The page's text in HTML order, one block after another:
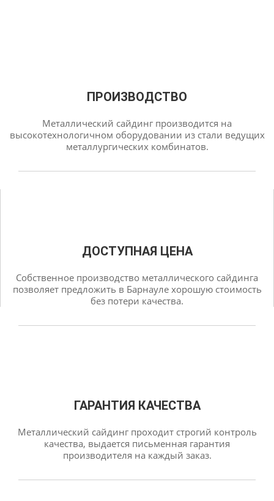
ПРОИЗВОДСТВО
Металлический сайдинг производится на
высокотехнологичном оборудовании из стали ведущих
металлургических комбинатов.
ДОСТУПНАЯ ЦЕНА
Собственное производство металлического сайдинга
позволяет предложить в Барнауле хорошую стоимость
без потери качества.
ГАРАНТИЯ КАЧЕСТВА
Металлический сайдинг проходит строгий контроль
качества, выдается письменная гарантия
производителя на каждый заказ.